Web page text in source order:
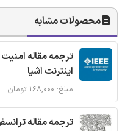
محصولات مشابه
اینترنت اشیا
مبلغ: ۱۶۸,۰۰۰ تومان
ترجمه مقاله